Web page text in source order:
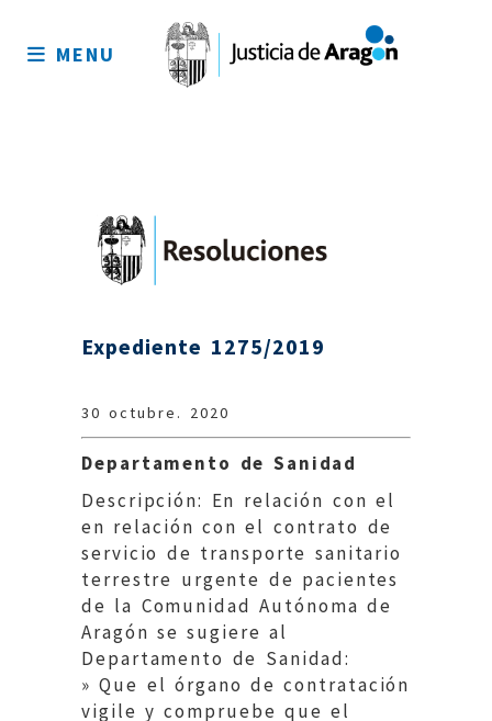
sitio
MENU
Expediente 1275/2019
30 octubre. 2020
Departamento de Sanidad
Descripción: En relación con el
en relación con el contrato de
servicio de transporte sanitario
terrestre urgente de pacientes
de la Comunidad Autónoma de
Aragón se sugiere al
Departamento de Sanidad:
» Que el órgano de contratación
vigile y compruebe que el